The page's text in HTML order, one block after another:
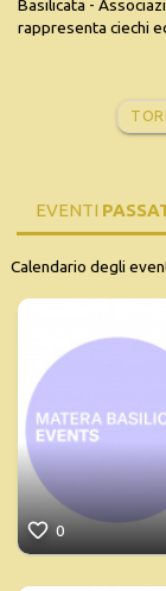
Basilicata -
rappresenta ciechi
EVENTI
Calendario degli
0